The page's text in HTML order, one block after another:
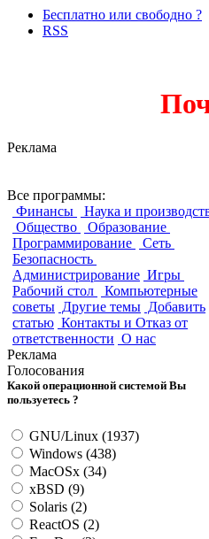
Бесплатно или свободно ?
RSS
Реклама
Все программы:
Финансы
Наука и
Общество
Образование
Программирование
Сеть
Безопасность
Администрирование Игры
Рабочий стол
Компьютерные
советы Другие темы Добавить
статью Контакты и Отказ от
ответственности О нас
Реклама
Голосования
Какой операционной системой Вы
пользуетесь ?
GNU/Linux (1937)
Windows (438)
MacOSx (34)
xBSD (9)
Solaris (2)
ReactOS (2)